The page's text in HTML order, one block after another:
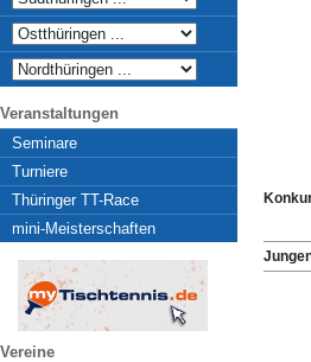
Veranstaltungen
Seminare
Turniere
Thüringer TT-Race
mini-Meisterschaften
Vereine